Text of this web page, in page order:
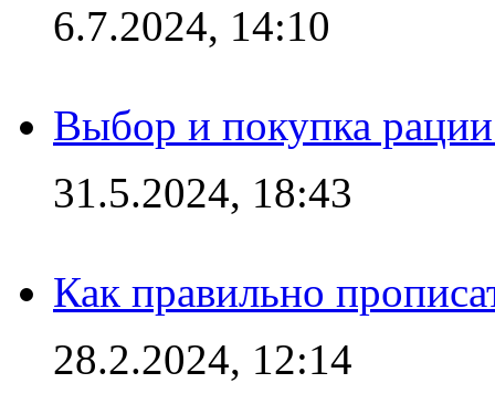
6.7.2024, 14:10
Выбор и покупка
31.5.2024, 18:43
Как правильно
28.2.2024, 12:14